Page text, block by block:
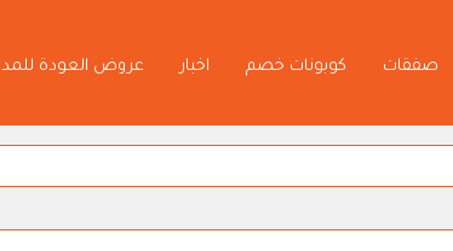
صفقات كوبونات خصم اخبار عروض العودة